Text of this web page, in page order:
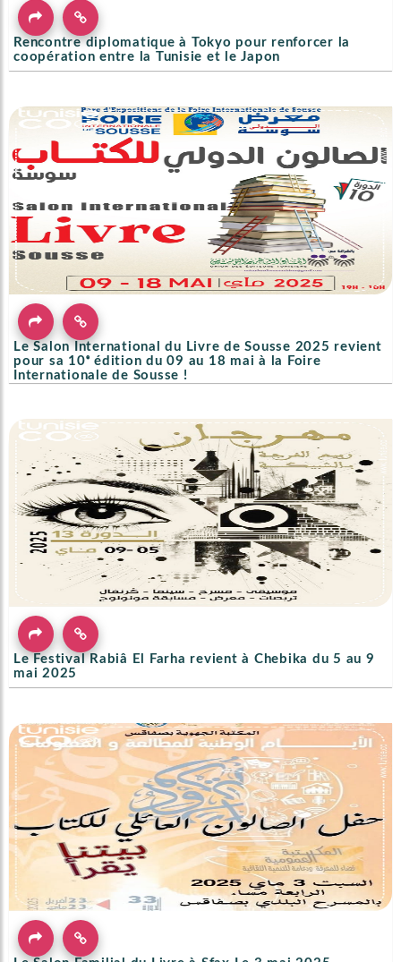
Rencontre diplomatique à Tokyo pour renforcer la
coopération entre la Tunisie et le Japon
Le Salon International du Livre de Sousse 2025 revient
pour sa 10ᵉ édition du 09 au 18 mai à la Foire
Internationale de Sousse !
Le Festival Rabiâ El Farha revient à Chebika du 5 au 9
mai 2025